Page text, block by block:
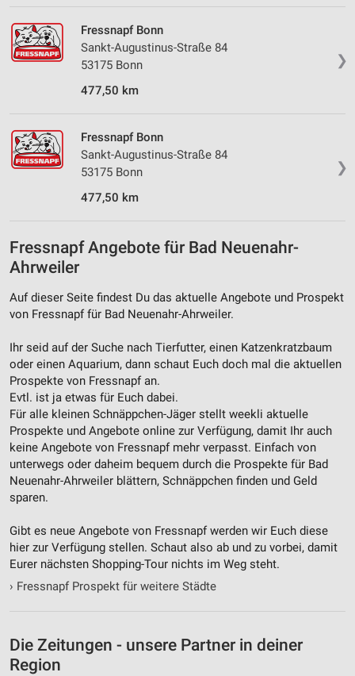
❯
Fressnapf Bonn
Sankt-Augustinus-Straße 84
53175 Bonn
477,50 km
❯
Fressnapf Bonn
Sankt-Augustinus-Straße 84
53175 Bonn
477,50 km
Fressnapf Angebote für Bad Neuenahr-
Ahrweiler
Auf dieser Seite findest Du das aktuelle Angebote und Prospekt
von Fressnapf für Bad Neuenahr-Ahrweiler.
Ihr seid auf der Suche nach Tierfutter, einen Katzenkratzbaum
oder einen Aquarium, dann schaut Euch doch mal die aktuellen
Prospekte von Fressnapf an.
Evtl. ist ja etwas für Euch dabei.
Für alle kleinen Schnäppchen-Jäger stellt weekli aktuelle
Prospekte und Angebote online zur Verfügung, damit Ihr auch
keine Angebote von Fressnapf mehr verpasst. Einfach von
unterwegs oder daheim bequem durch die Prospekte für Bad
Neuenahr-Ahrweiler blättern, Schnäppchen finden und Geld
sparen.
Gibt es neue Angebote von Fressnapf werden wir Euch diese
hier zur Verfügung stellen. Schaut also ab und zu vorbei, damit
Eurer nächsten Shopping-Tour nichts im Weg steht.
› Fressnapf Prospekt für weitere Städte
Die Zeitungen - unsere Partner in deiner
Region
Messung der Performance von Inhalten
Kombinationen von Daten aus verschiedenen
Entwicklung und Verbesserung der Angebote
Verwendung reduzierter Daten zur Auswahl von
Geräte anhand von aktiv angeforderten
Informationen identifizieren
Nicht-IAB-Verarbeitungszwecke:
Performance
Funktional
Werbung